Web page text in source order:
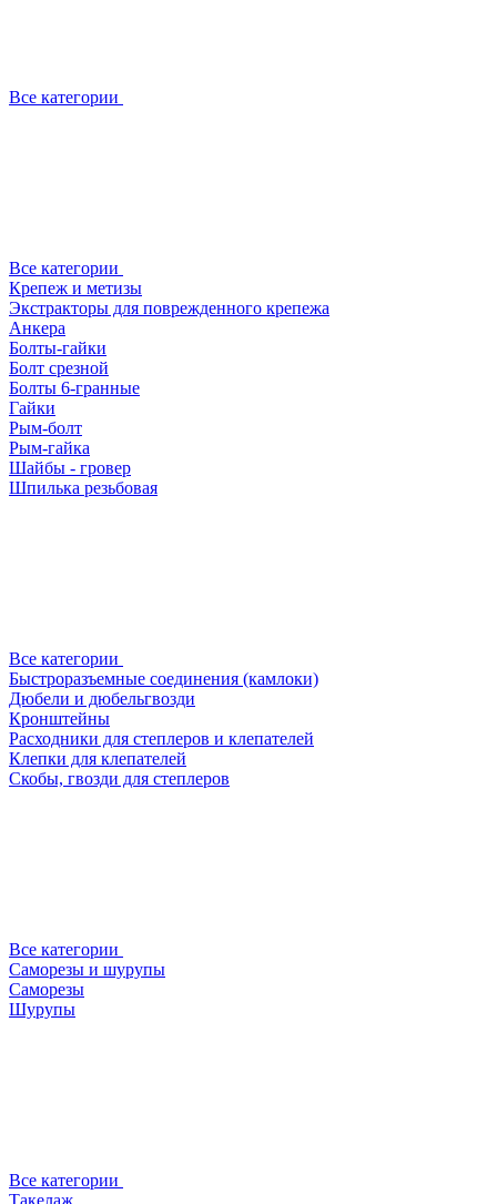
Все категории
Все категории
Крепеж и метизы
Экстракторы для поврежденного крепежа
Анкера
Болты-гайки
Болт срезной
Болты 6-гранные
Гайки
Рым-болт
Рым-гайка
Шайбы - гровер
Шпилька резьбовая
Все категории
Быстроразъемные соединения (камлоки)
Дюбели и дюбельгвозди
Кронштейны
Расходники для степлеров и клепателей
Клепки для клепателей
Скобы, гвозди для степлеров
Все категории
Саморезы и шурупы
Саморезы
Шурупы
Все категории
Такелаж